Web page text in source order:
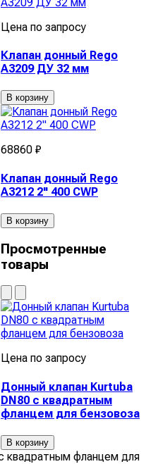
Цена по запросу
Клапан донный Rego
A3209 ДУ 32 мм
В корзину
68860 ₽
Клапан донный Rego
A3212 2" 400 CWP
В корзину
Просмотренные
товары
Цена по запросу
Донный клапан Kurtuba
DN80 с квадратным
фланцем для бензовоза
В корзину